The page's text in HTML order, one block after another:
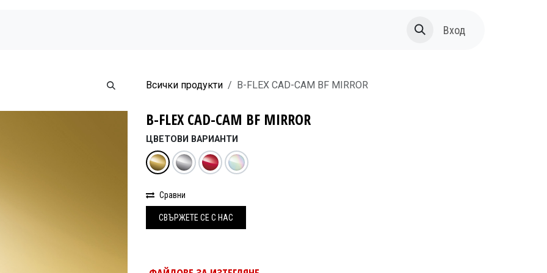
Вход
Всички продукти B-FLEX CAD-CAM BF MIRROR
B-FLEX CAD-CAM BF MIRROR
ЦВЕТОВИ ВАРИАНТИ
Сравни
СВЪРЖЕТ​Е СЕ С НАС